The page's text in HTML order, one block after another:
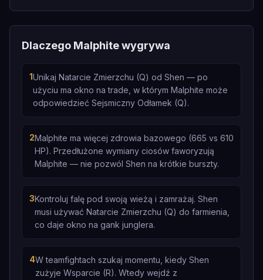
Dlaczego Malphite wygrywa
1Unikaj Natarcie Zmierzchu (Q) od Shen — po
użyciu ma okno na trade, w którym Malphite może
odpowiedzieć Sejsmiczny Odłamek (Q).
2Malphite ma więcej zdrowia bazowego (665 vs 610
HP). Przedłużone wymiany ciosów faworyzują
Malphite — nie pozwól Shen na krótkie burszty.
3Kontroluj falę pod swoją wieżą i zamrażaj. Shen
musi używać Natarcie Zmierzchu (Q) do farmienia,
co daje okno na gank junglera.
4W teamfightach szukaj momentu, kiedy Shen
zużyje Wsparcie (R). Wtedy wejdź z